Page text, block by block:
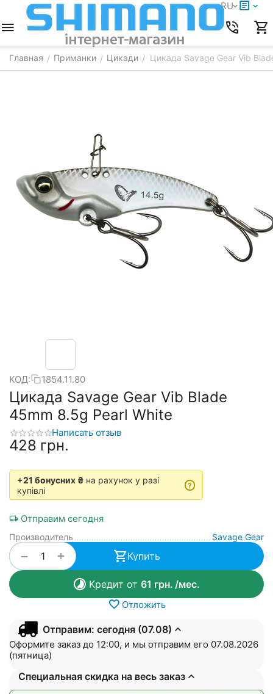
RU
Главная / Приманки / Цикади / Цикада Savage Gear Vib
КОД: 1854.11.80
Цикада Savage Gear Vib Blade
45mm 8.5g Pearl White
Написать отзыв
‍428‍ грн.
+21 бонусних ₴ на рахунок у разі
купівлі
?
Отправим сегодня
Производитель Savage Gear
+
− Купить
Кредит от 61 грн. /мес.
Отложить
Отправим: сегодня (07.08)
Оформите заказ до 12:00, и мы отправим его 07.08.2026
(пятница)
Специальная скидка на весь заказ